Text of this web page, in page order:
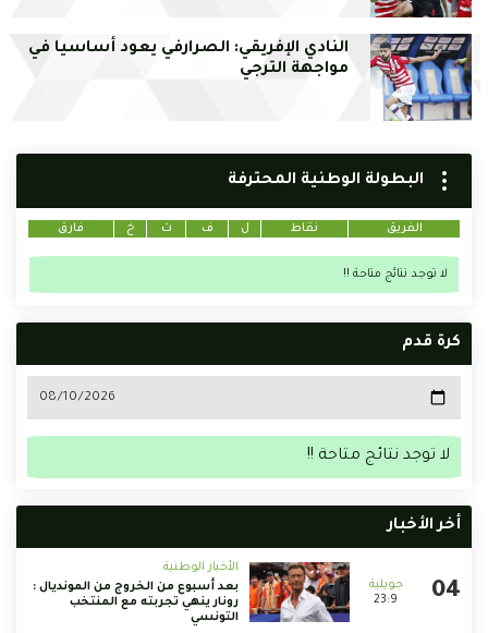
النادي الإفريقي: الصرارفي يعود أساسيا في
مواجهة الترجي
البطولة الوطنية المحترفة
الفريق نقاط ل ف ت خ فارق
لا توجد نتائج متاحة !!
كرة قدم
لا توجد نتائج متاحة !!
أخر الأخبار
23:9
الأخبار الوطنية
بعد أسبوع من الخروج من المونديال :
رونار ينهي تجربته مع المنتخب
التونسي